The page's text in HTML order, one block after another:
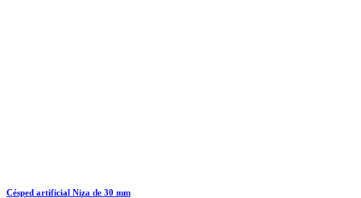
Césped artificial Niza de 30 mm